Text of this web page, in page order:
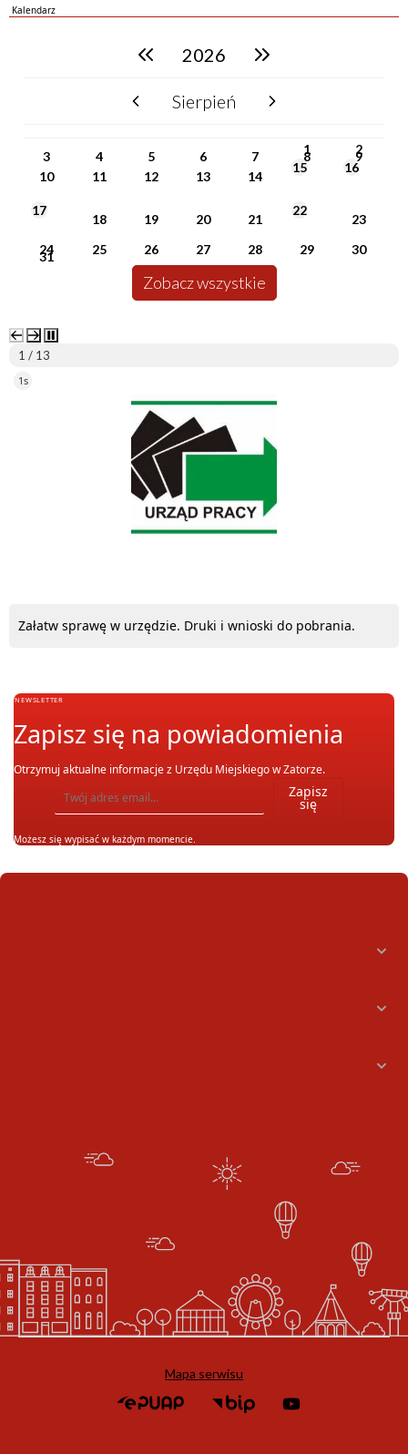
Kalendarz
poprzedni rok2026 następny rok
poprzedni miesiącSierpień następny miesiąc
1 2
3 4 5 6 7 8
9
10
11 12 13 14
15 16
17
18 19 20 21
22
23
24
25 26 27 28 29 30
31
Zobacz wszystkie
2 / 13
5s
Załatw sprawę w urzędzie. Druki i wnioski do pobrania.
NEWSLETTER
Zapisz się na powiadomienia
Otrzymuj aktualne informacje z Urzędu Miejskiego w Zatorze.
Zapisz
się
Możesz się wypisać w każdym momencie.
Mapa serwisu